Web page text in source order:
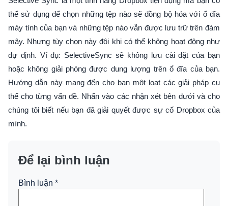
thể sử dụng để chọn những tệp nào sẽ đồng bộ hóa với ổ đĩa
máy tính của bạn và những tệp nào vẫn được lưu trữ trên đám
mây. Nhưng tùy chọn này đôi khi có thể không hoạt động như
dự định. Ví dụ: SelectiveSync sẽ không lưu cài đặt của bạn
hoặc không giải phóng được dung lượng trên ổ đĩa của bạn.
Hướng dẫn này mang đến cho bạn một loạt các giải pháp cụ
thể cho từng vấn đề. Nhấn vào các nhận xét bên dưới và cho
chúng tôi biết nếu bạn đã giải quyết được sự cố Dropbox của
mình.
Để lại bình luận
Bình luận *